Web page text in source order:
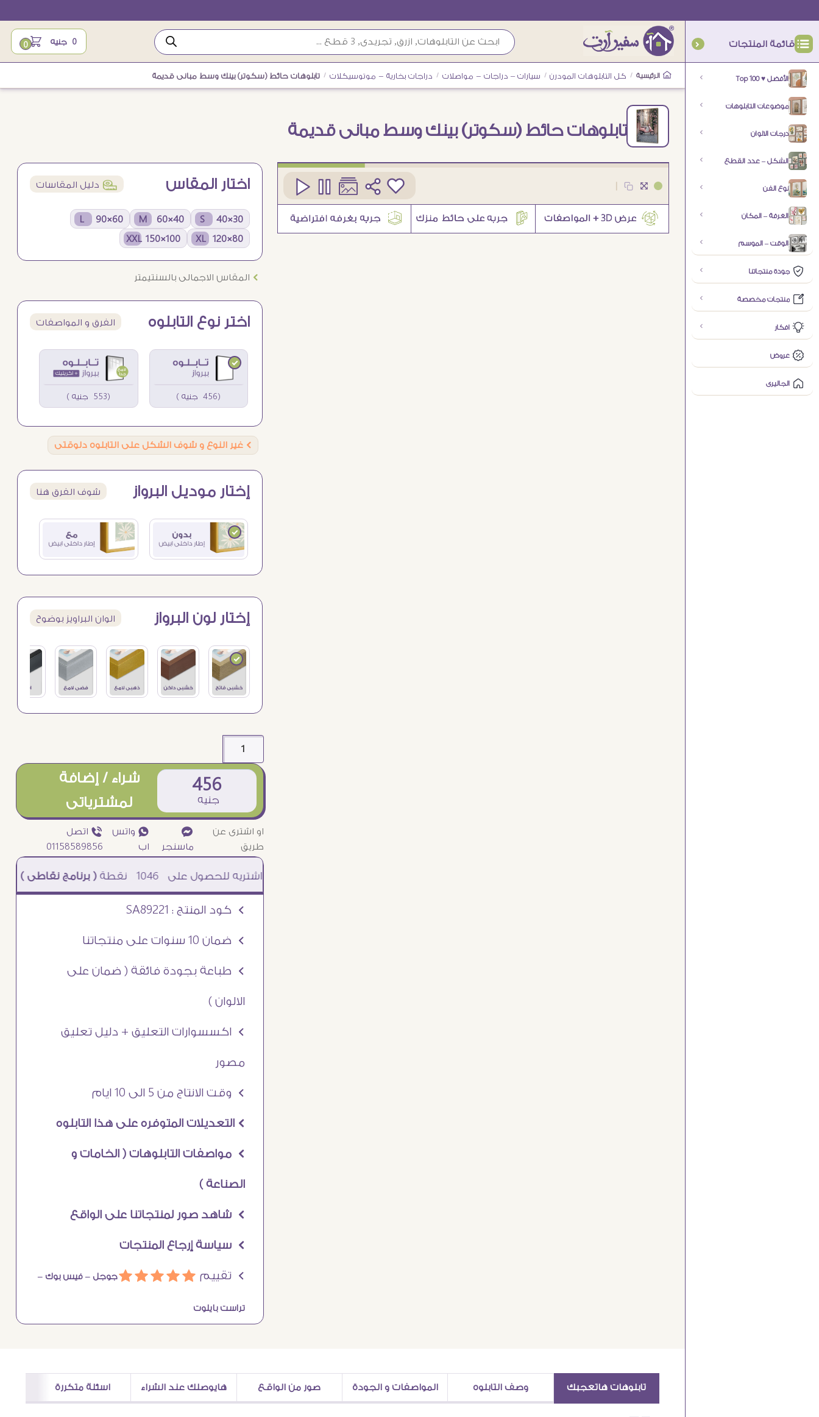
قائمة المنتجات
الأفضل ♥ Top 100
موضوعات التابلوهات
درجات الالوان
الشكل – عدد القطع
نوع الفن
الغرفة – المكان
الوقت – الموسم
جودة منتجاتنا
منتجات مخصصة
افكار
عروض
الجاليرى
0 جنيه 0
الرئيسية / كل التابلوهات المودرن / سيارات – دراجات - مواصلات / دراجات بخارية - موتوسيكلات / تابلوهات حائط (سكوتر) بينك وسط مبانى قديمة
تابلوهات حائط (سكوتر) بينك وسط مبانى قديمة
1 اختار المقاس í دليل المقاسات
30×40 S
40×60 M
60×90 L
80×120 XL
100×150 XXL
Ö المقاس الاجمالى بالسنتيمتر
اختر نوع التابلوه الفرق و المواصفات
(456 جنيه ) (553 جنيه )
Ö غير النوع و شوف الشكل على التابلوه دلوقتى
إختار موديل البرواز شوف الفرق هنا
إختار لون البرواز الوان البراويز بوضوح
456
جنيه
شراء / إضافة
لمشترياتى
او اشترى عن
طريق
¥
ماسنجر
₧ واتس
اب
ƒ اتصل
01158589856
1046 نقطة( برنامج نقاطى )à خصم 5% للعملاء الجدد à شحن مجانى عند الشراء ب 4000 جنيه à
Ö كود المنتج : SA89221
Ö ضمان 10 سنوات على منتجاتنا
Ö طباعة بجودة فائقة ( ضمان على
الالوان )
Ö اكسسوارات التعليق + دليل تعليق
مصور
Ö وقت الانتاج من 5 الى 10 ايام
Ö التعديلات المتوفره على هذا التابلوه
Ö مواصفات التابلوهات ( الخامات و
الصناعة )
Ö شاهد صور لمنتجاتنا على الواقع
Ö سياسة إرجاع المنتجات
Ö تقييم áááááجوجل – فيس بوك –
تراست بايلوت
تابلوهات هاتعجبك وصف التابلوه المواصفات و الجودة صور من الواقع هايوصلك عند الشراء اسئلة متكررة